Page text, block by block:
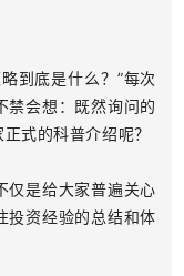
到底是什么？”每次
禁会想：既然询问的
式的科普介绍呢？
仅是给大家普遍关心
投资经验的总结和体